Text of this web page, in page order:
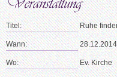
Titel: Ruhe
Wann:
Wo: Ev. Kirche